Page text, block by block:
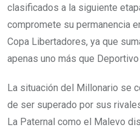
clasificados a la siguiente
compromete su permanencia
Copa Libertadores, ya que
apenas uno más que
La situación del Millonario se
de ser superado por sus
La Paternal como el Malevo